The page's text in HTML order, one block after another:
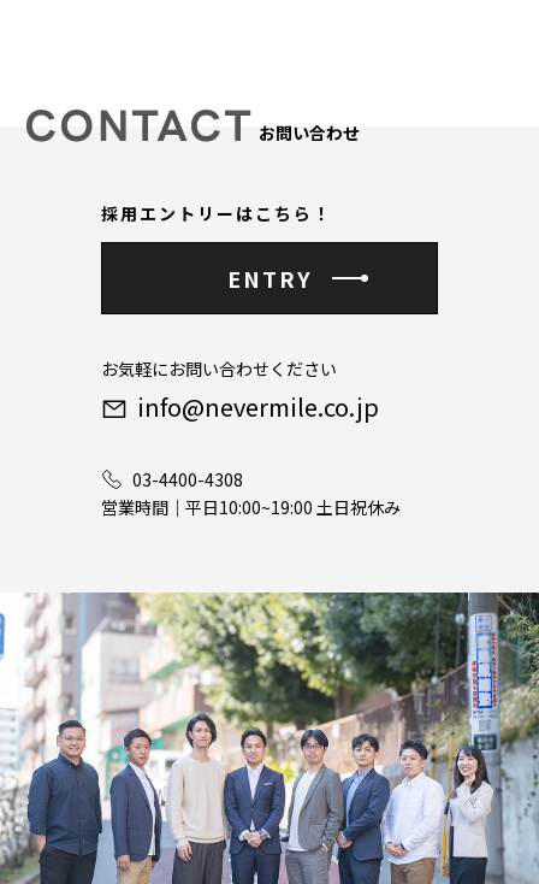
CONTACT お問い合わせ
採用エントリーはこちら！
ENTRY
お気軽にお問い合わせください
info@nevermile.co.jp
03-4400-4308
営業時間｜平日10:00~19:00 土日祝休み